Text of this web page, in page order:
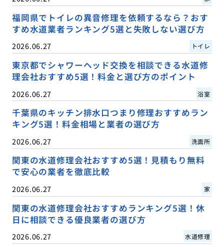
福岡県でトイレの異音修理を依頼するなら？おす
すめ水道業者ランキング5選と失敗しない選び方
2026.06.27 トイレ
東京都でシャワーヘッド交換を相談できる水道修
理会社おすすめ5選！料金と選び方のポイント
2026.06.27 浴室
千葉県のキッチン排水口つまり修理おすすめラン
キング5選！料金相場と業者の選び方
2026.06.27 洗面所
関東の水道修理会社おすすめ5選！見積もり無料
で安心の業者を徹底比較
2026.06.27 家
関東の水道修理会社おすすめランキング5選！休
日に相談できる優良業者の選び方
2026.06.27 水道修理